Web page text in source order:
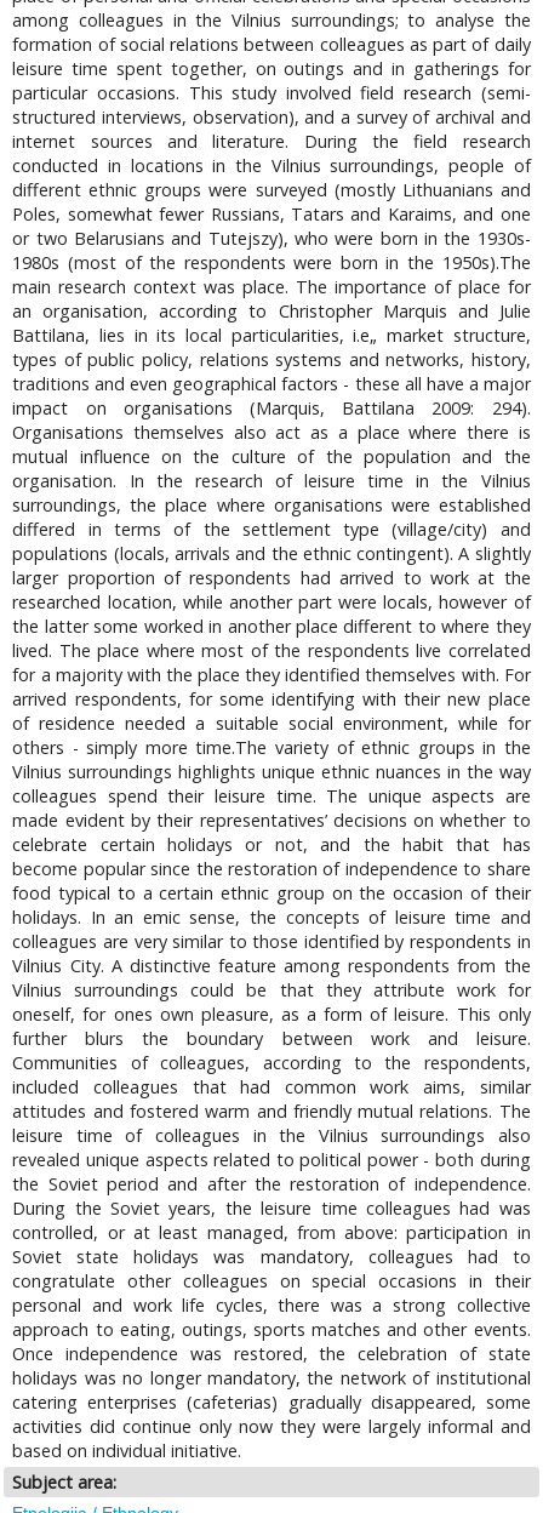
among colleagues in the Vilnius surroundings; to analyse the
formation of social relations between colleagues as part of daily
leisure time spent together, on outings and in gatherings for
particular occasions. This study involved field research (semi-
structured interviews, observation), and a survey of archival and
internet sources and literature. During the field research
conducted in locations in the Vilnius surroundings, people of
different ethnic groups were surveyed (mostly Lithuanians and
Poles, somewhat fewer Russians, Tatars and Karaims, and one
or two Belarusians and Tutejszy), who were born in the 1930s-
1980s (most of the respondents were born in the 1950s).The
main research context was place. The importance of place for
an organisation, according to Christopher Marquis and Julie
Battilana, lies in its local particularities, i.e„ market structure,
types of public policy, relations systems and networks, history,
traditions and even geographical factors - these all have a major
impact on organisations (Marquis, Battilana 2009: 294).
Organisations themselves also act as a place where there is
mutual influence on the culture of the population and the
organisation. In the research of leisure time in the Vilnius
surroundings, the place where organisations were established
differed in terms of the settlement type (village/city) and
populations (locals, arrivals and the ethnic contingent). A slightly
larger proportion of respondents had arrived to work at the
researched location, while another part were locals, however of
the latter some worked in another place different to where they
lived. The place where most of the respondents live correlated
for a majority with the place they identified themselves with. For
arrived respondents, for some identifying with their new place
of residence needed a suitable social environment, while for
others - simply more time.The variety of ethnic groups in the
Vilnius surroundings highlights unique ethnic nuances in the way
colleagues spend their leisure time. The unique aspects are
made evident by their representatives’ decisions on whether to
celebrate certain holidays or not, and the habit that has
become popular since the restoration of independence to share
food typical to a certain ethnic group on the occasion of their
holidays. In an emic sense, the concepts of leisure time and
colleagues are very similar to those identified by respondents in
Vilnius City. A distinctive feature among respondents from the
Vilnius surroundings could be that they attribute work for
oneself, for ones own pleasure, as a form of leisure. This only
further blurs the boundary between work and leisure.
Communities of colleagues, according to the respondents,
included colleagues that had common work aims, similar
attitudes and fostered warm and friendly mutual relations. The
leisure time of colleagues in the Vilnius surroundings also
revealed unique aspects related to political power - both during
the Soviet period and after the restoration of independence.
During the Soviet years, the leisure time colleagues had was
controlled, or at least managed, from above: participation in
Soviet state holidays was mandatory, colleagues had to
congratulate other colleagues on special occasions in their
personal and work life cycles, there was a strong collective
approach to eating, outings, sports matches and other events.
Once independence was restored, the celebration of state
holidays was no longer mandatory, the network of institutional
catering enterprises (cafeterias) gradually disappeared, some
activities did continue only now they were largely informal and
based on individual initiative.
Subject area: